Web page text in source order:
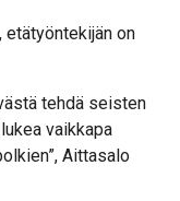
on
tehdä seisten
vaikkapa
Aittasalo